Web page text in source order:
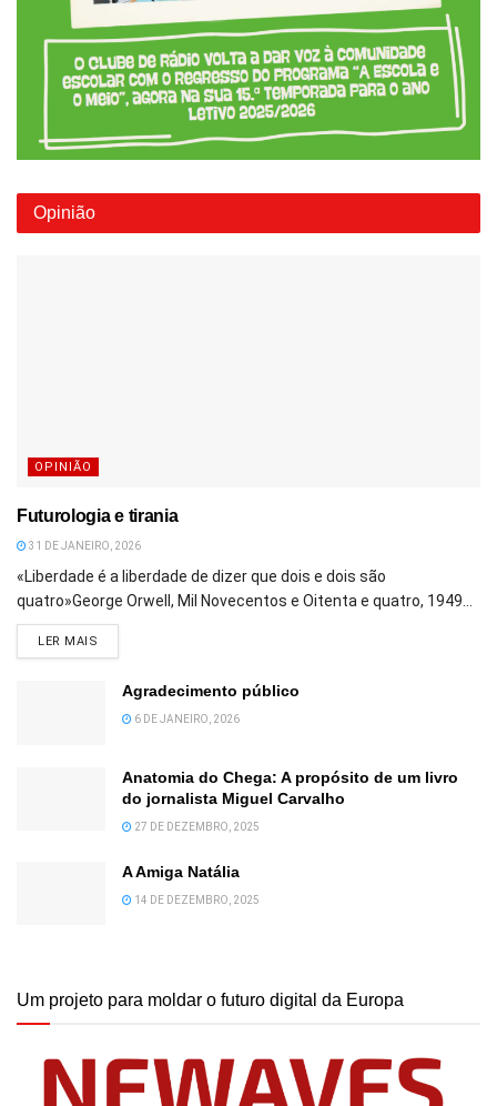
Opinião
OPINIÃO
Futurologia e tirania
31 DE JANEIRO, 2026
«Liberdade é a liberdade de dizer que dois e dois são
quatro»George Orwell, Mil Novecentos e Oitenta e quatro, 1949...
LER MAIS
Agradecimento público
6 DE JANEIRO, 2026
Anatomia do Chega: A propósito de um livro
do jornalista Miguel Carvalho
27 DE DEZEMBRO, 2025
A Amiga Natália
14 DE DEZEMBRO, 2025
Um projeto para moldar o futuro digital da Europa